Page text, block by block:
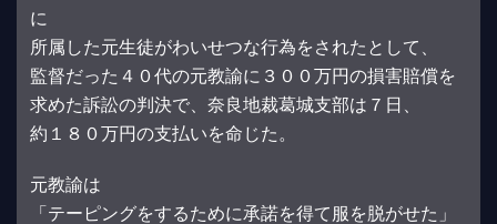
に
所属した元生徒がわいせつな行為をされたとして、
監督だった４０代の元教諭に３００万円の損害賠償を
求めた訴訟の判決で、奈良地裁葛城支部は７日、
約１８０万円の支払いを命じた。
元教諭は
「テーピングをするために承諾を得て服を脱がせた」